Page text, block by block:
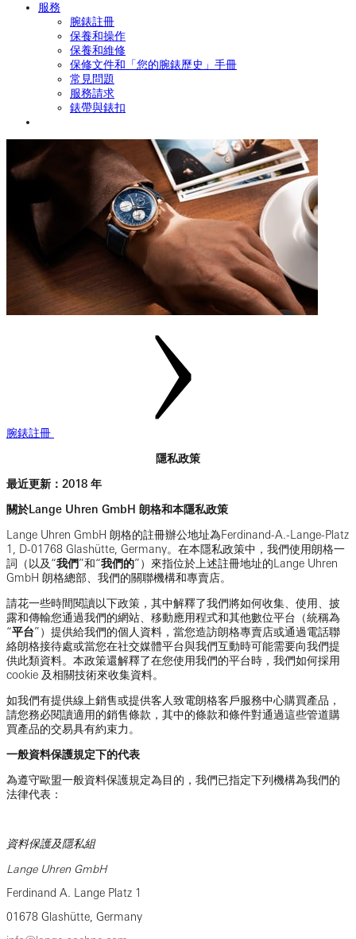
服務
腕錶註冊
保養和操作
保養和維修
保修文件和「您的腕錶歷史」手冊
常見問題
服務請求
錶帶與錶扣
腕錶註冊
隱私政策
最近更新：2018 年
關於Lange Uhren GmbH 朗格和本隱私政策
Lange Uhren GmbH 朗格的註冊辦公地址為Ferdinand-A.-Lange-Platz
1, D-01768 Glashütte, Germany。在本隱私政策中，我們使用朗格一
詞（以及“我們”和“我們的”）來指位於上述註冊地址的Lange Uhren
GmbH 朗格總部、我們的關聯機構和專賣店。
請花一些時間閱讀以下政策，其中解釋了我們將如何收集、使用、披
露和傳輸您通過我們的網站、移動應用程式和其他數位平台（統稱為
“平台”）提供給我們的個人資料，當您造訪朗格專賣店或通過電話聯
絡朗格接待處或當您在社交媒體平台與我們互動時可能需要向我們提
供此類資料。本政策還解釋了在您使用我們的平台時，我們如何採用
cookie 及相關技術來收集資料。
如我們有提供線上銷售或提供客人致電朗格客戶服務中心購買產品，
請您務必閱讀適用的銷售條款，其中的條款和條件對通過這些管道購
買產品的交易具有約束力。
一般資料保護規定下的代表
為遵守歐盟一般資料保護規定為目的，我們已指定下列機構為我們的
法律代表：
資料保護及隱私組
Lange Uhren GmbH
Ferdinand A. Lange Platz 1
01678 Glashütte, Germany